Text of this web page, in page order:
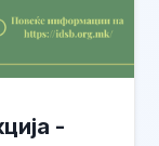
-